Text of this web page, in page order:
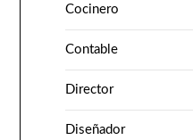
Cocinero
Contable
Director
Diseñador